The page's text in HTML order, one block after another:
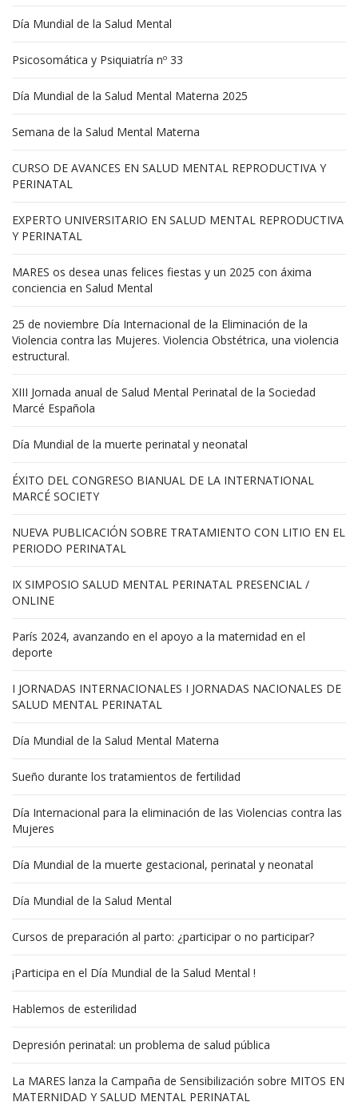
Día Mundial de la Salud Mental
Psicosomática y Psiquiatría nº 33
Día Mundial de la Salud Mental Materna 2025
Semana de la Salud Mental Materna
CURSO DE AVANCES EN SALUD MENTAL REPRODUCTIVA Y
PERINATAL
EXPERTO UNIVERSITARIO EN SALUD MENTAL REPRODUCTIVA
Y PERINATAL
MARES os desea unas felices fiestas y un 2025 con áxima
conciencia en Salud Mental
25 de noviembre Día Internacional de la Eliminación de la
Violencia contra las Mujeres. Violencia Obstétrica, una violencia
estructural.
XIII Jornada anual de Salud Mental Perinatal de la Sociedad
Marcé Española
Día Mundial de la muerte perinatal y neonatal
ÉXITO DEL CONGRESO BIANUAL DE LA INTERNATIONAL
MARCÉ SOCIETY
NUEVA PUBLICACIÓN SOBRE TRATAMIENTO CON LITIO EN EL
PERIODO PERINATAL
IX SIMPOSIO SALUD MENTAL PERINATAL PRESENCIAL /
ONLINE
París 2024, avanzando en el apoyo a la maternidad en el
deporte
I JORNADAS INTERNACIONALES I JORNADAS NACIONALES DE
SALUD MENTAL PERINATAL
Día Mundial de la Salud Mental Materna
Sueño durante los tratamientos de fertilidad
Día Internacional para la eliminación de las Violencias contra las
Mujeres
Día Mundial de la muerte gestacional, perinatal y neonatal
Día Mundial de la Salud Mental
Cursos de preparación al parto: ¿participar o no participar?
¡Participa en el Día Mundial de la Salud Mental !
Hablemos de esterilidad
Depresión perinatal: un problema de salud pública
La MARES lanza la Campaña de Sensibilización sobre MITOS EN
MATERNIDAD Y SALUD MENTAL PERINATAL